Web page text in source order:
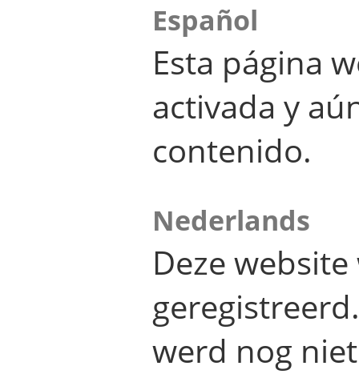
Español
Esta página
activada y
contenido.
Nederlands
Deze
werd nog